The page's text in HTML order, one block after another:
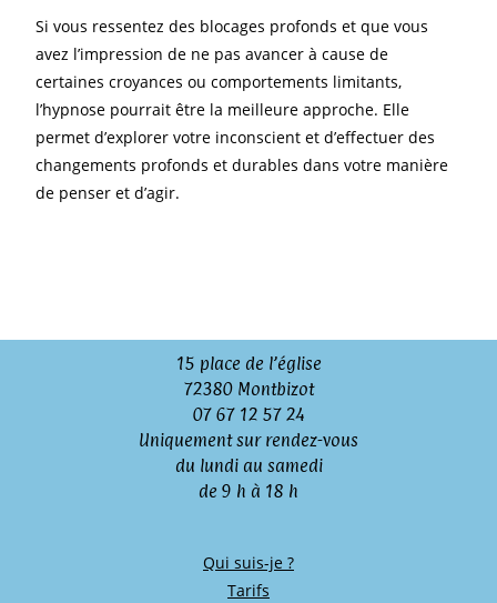
Si vous ressentez des blocages profonds et que vous
avez l’impression de ne pas avancer à cause de
certaines croyances ou comportements limitants,
l’hypnose pourrait être la meilleure approche. Elle
permet d’explorer votre inconscient et d’effectuer des
changements profonds et durables dans votre manière
de penser et d’agir.
15 place de l’église
72380 Montbizot
07 67 12 57 24
Uniquement sur rendez-vous
du lundi au samedi
de 9 h à 18 h
Qui suis-je ?
Tarifs